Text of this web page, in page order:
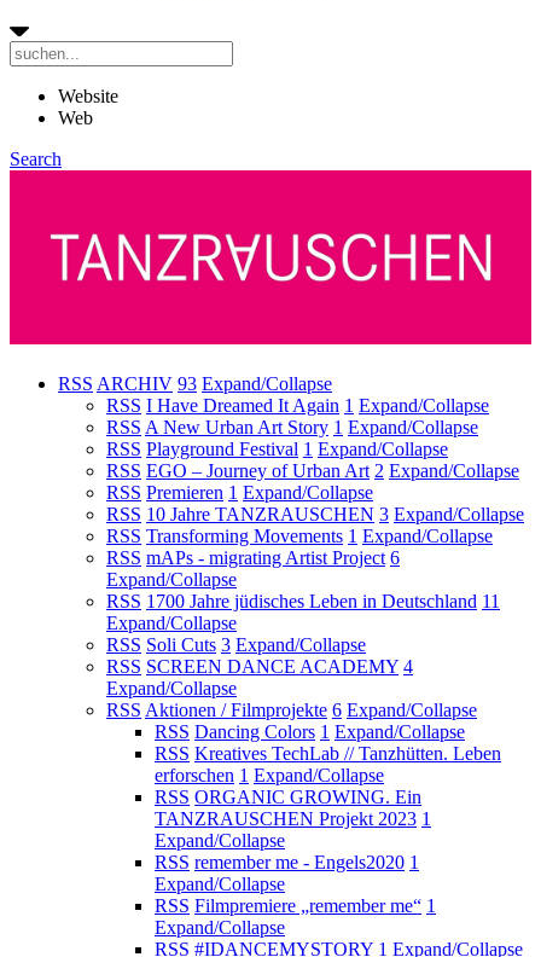
Website
Web
Search
RSS ARCHIV 93 Expand/Collapse
RSS I Have Dreamed It Again 1 Expand/Collapse
RSS A New Urban Art Story 1 Expand/Collapse
RSS Playground Festival 1 Expand/Collapse
RSS EGO – Journey of Urban Art 2 Expand/Collapse
RSS Premieren 1 Expand/Collapse
RSS 10 Jahre TANZRAUSCHEN 3 Expand/Collapse
RSS Transforming Movements 1 Expand/Collapse
RSS mAPs - migrating Artist Project 6
Expand/Collapse
RSS 1700 Jahre jüdisches Leben in Deutschland 11
Expand/Collapse
RSS Soli Cuts 3 Expand/Collapse
RSS SCREEN DANCE ACADEMY 4
Expand/Collapse
RSS Aktionen / Filmprojekte 6 Expand/Collapse
RSS Dancing Colors 1 Expand/Collapse
RSS Kreatives TechLab // Tanzhütten. Leben
erforschen 1 Expand/Collapse
RSS ORGANIC GROWING. Ein
TANZRAUSCHEN Projekt 2023 1
Expand/Collapse
RSS remember me - Engels2020 1
Expand/Collapse
RSS Filmpremiere „remember me“ 1
Expand/Collapse
RSS #IDANCEMYSTORY 1 Expand/Collapse